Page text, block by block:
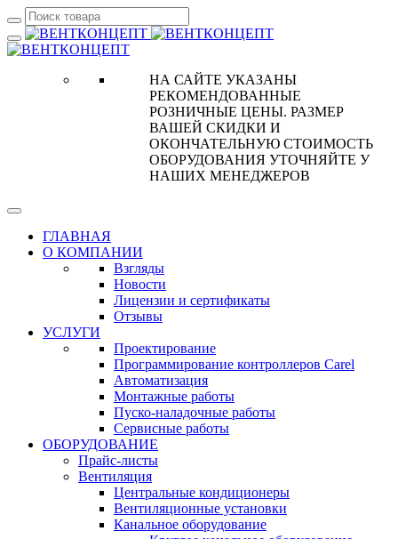
НА САЙТЕ УКАЗАНЫ
РЕКОМЕНДОВАННЫЕ
РОЗНИЧНЫЕ ЦЕНЫ. РАЗМЕР
ВАШЕЙ СКИДКИ И
ОКОНЧАТЕЛЬНУЮ СТОИМОСТЬ
ОБОРУДОВАНИЯ УТОЧНЯЙТЕ У
НАШИХ МЕНЕДЖЕРОВ
ГЛАВНАЯ
О КОМПАНИИ
Взгляды
Новости
Лицензии и сертификаты
Отзывы
УСЛУГИ
Проектирование
Программирование контроллеров Carel
Автоматизация
Монтажные работы
Пуско-наладочные работы
Сервисные работы
ОБОРУДОВАНИЕ
Прайс-листы
Вентиляция
Центральные кондиционеры
Вентиляционные установки
Канальное оборудование